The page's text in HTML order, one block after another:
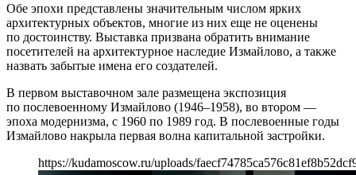
Обе эпохи представлены значительным числом ярких
архитектурных объектов, многие из них еще не оценены
по достоинству. Выставка призвана обратить внимание
посетителей на архитектурное наследие Измайлово, а также
назвать забытые имена его создателей.
В первом выставочном зале размещена экспозиция
по послевоенному Измайлово (1946–1958), во втором —
эпоха модернизма, с 1960 по 1989 год. В послевоенные годы
Измайлово накрыла первая волна капитальной застройки.
https://kudamoscow.ru/uploads/